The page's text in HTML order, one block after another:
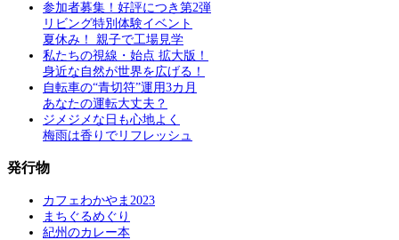
参加者募集！好評につき第2弾
リビング特別体験イベント
夏休み！ 親子で工場見学
私たちの視線・始点 拡大版！
身近な自然が世界を広げる！
自転車の“青切符”運用3カ月
あなたの運転大丈夫？
ジメジメな日も心地よく
梅雨は香りでリフレッシュ
発行物
カフェわかやま2023
まちぐるめぐり
紀州のカレー本